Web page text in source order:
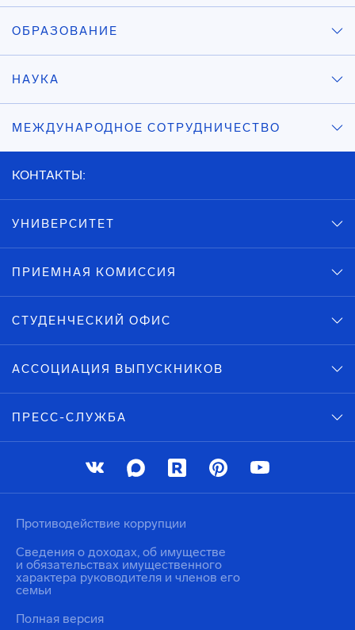
ОБРАЗОВАНИЕ
НАУКА
МЕЖДУНАРОДНОЕ СОТРУДНИЧЕСТВО
КОНТАКТЫ:
УНИВЕРСИТЕТ
ПРИЕМНАЯ КОМИССИЯ
СТУДЕНЧЕСКИЙ ОФИС
АССОЦИАЦИЯ ВЫПУСКНИКОВ
ПРЕСС-СЛУЖБА
Противодействие коррупции
Сведения о доходах, об имуществе
и обязательствах имущественного
характера руководителя и членов его
семьи
Полная версия